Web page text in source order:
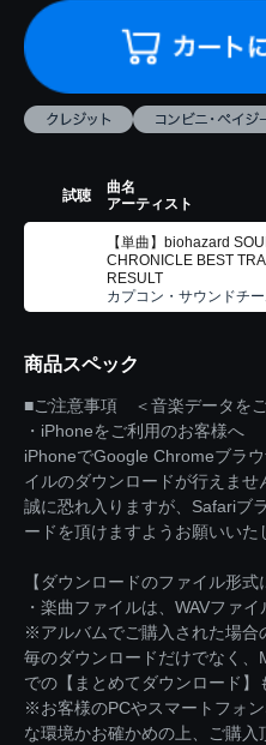
試聴
曲名
アーティスト
【単曲】biohazard
CHRONICLE BEST
RESULT
カプコン・サウンドチ
商品スペック
■ご注意事項 ＜音楽データを
・iPhoneをご利用のお客様へ
iPhoneでGoogle Chromeブラ
イルのダウンロードが行えませ
誠に恐れ入りますが、Safariブ
ードを頂けますようお願いいた
【ダウンロードのファイル形式
・楽曲ファイルは、WAVファ
※アルバムでご購入された場合
毎のダウンロードだけでなく
での【まとめてダウンロード】
※お客様のPCやスマートフォ
な環境かお確かめの上、ご購入